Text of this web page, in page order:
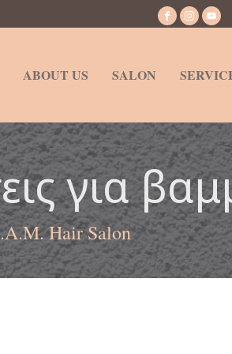
ABOUT US SALON
για
Hair Salon